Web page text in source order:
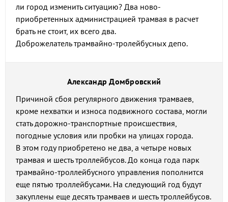
ли город изменить ситуацию? Два ново-
приобретенных администрацией трамвая в расчет
брать не стоит, их всего два.
Доброжелатель трамвайно-тролейбусных депо.
Александр Домбровский
Причиной сбоя регулярного движения трамваев,
кроме нехватки и износа подвижного состава, могли
стать дорожно-транспортные происшествия,
погодные условия или пробки на улицах города.
В этом году приобретено не два, а четыре новых
трамвая и шесть троллейбусов. До конца года парк
трамвайно-троллейбусного управления пополнится
еще пятью троллейбусами. На следующий год будут
закуплены еще десять трамваев и шесть троллейбусов.